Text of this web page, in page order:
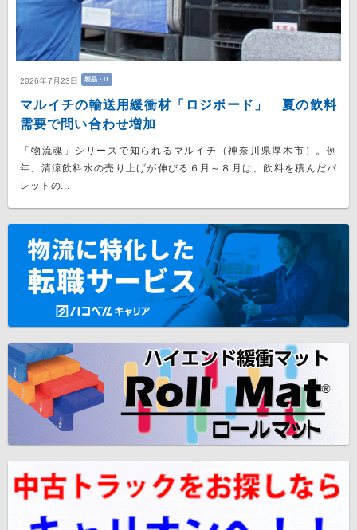
2026年7月23日 製品・IT
マルイチの輸送用緩衝材「ロジボード」 夏の飲料
需要で問い合わせ増加
「物流魂」シリーズで知られるマルイチ（神奈川県厚木市）。例
年、清涼飲料水の売り上げが伸びる６月～８月は、飲料を積んだパ
レットの...